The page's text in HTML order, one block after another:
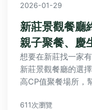
2026-01-29
新莊景觀餐廳
親子聚餐、慶
想要在新莊找一家
新莊景觀餐廳的選
高CP值聚餐場所，
611次瀏覽